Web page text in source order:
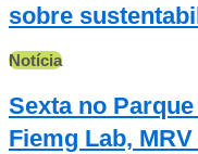
sobre
Notícia
Sexta no
Fiemg Lab,